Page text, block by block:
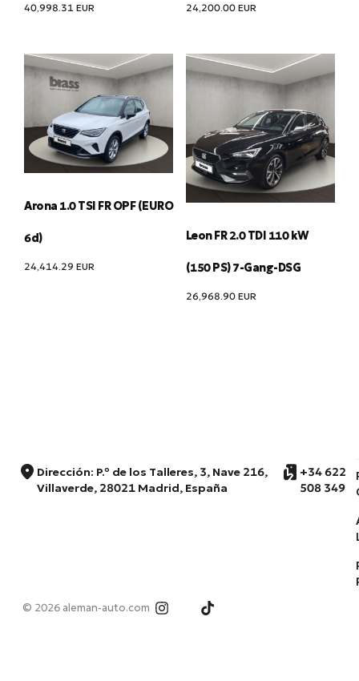
40,998.31 EUR 24,200.00 EUR
Arona 1.0 TSI FR OPF (EURO
6d)
24,414.29 EUR
Leon FR 2.0 TDI 110 kW
(150 PS) 7-Gang-DSG
26,968.90 EUR
Dirección: P.º de los Talleres, 3, Nave 216,
Villaverde, 28021 Madrid, España
+34 622
508 349
© 2026 aleman-auto.com